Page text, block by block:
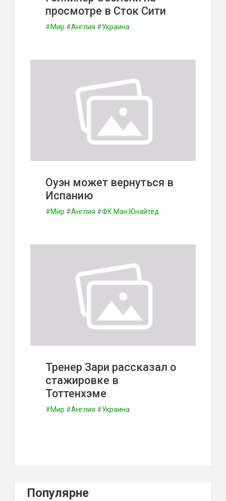
просмотре в Сток Сити
#Мир #Англия #Украина
Оуэн может вернуться в
Испанию
#Мир #Англия #ФК Ман.Юнайтед
Тренер Зари рассказал о
стажировке в
Тоттенхэме
#Мир #Англия #Украина
Популярне